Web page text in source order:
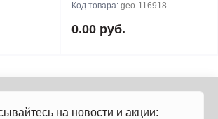
Код товара: geo-116918
0.00 руб.
на новости и акции: